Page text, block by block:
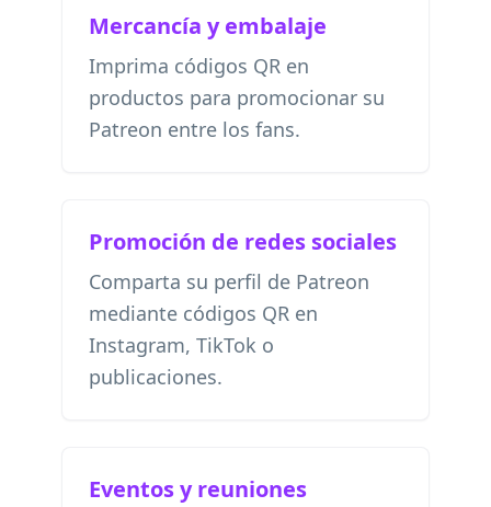
Mercancía y embalaje
Imprima códigos QR en
productos para promocionar su
Patreon entre los fans.
Promoción de redes sociales
Comparta su perfil de Patreon
mediante códigos QR en
Instagram, TikTok o
publicaciones.
Eventos y reuniones